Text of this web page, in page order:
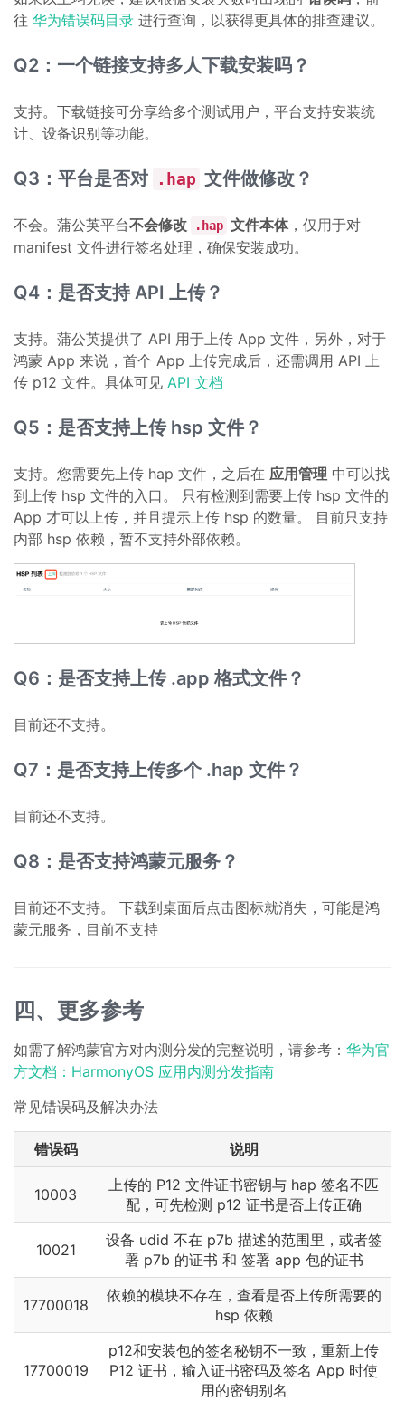
往 华为错误码目录 进行查询，以获得更具体的排查建议。
Q2：一个链接支持多人下载安装吗？
支持。下载链接可分享给多个测试用户，平台支持安装统
计、设备识别等功能。
Q3：平台是否对 .hap 文件做修改？
不会。蒲公英平台不会修改 .hap 文件本体，仅用于对
manifest 文件进行签名处理，确保安装成功。
Q4：是否支持 API 上传？
支持。蒲公英提供了 API 用于上传 App 文件，另外，对于
鸿蒙 App 来说，首个 App 上传完成后，还需调用 API 上
传 p12 文件。具体可见 API 文档
Q5：是否支持上传 hsp 文件？
支持。您需要先上传 hap 文件，之后在 应用管理 中可以找
到上传 hsp 文件的入口。 只有检测到需要上传 hsp 文件的
App 才可以上传，并且提示上传 hsp 的数量。 目前只支持
内部 hsp 依赖，暂不支持外部依赖。
Q6：是否支持上传 .app 格式文件？
目前还不支持。
Q7：是否支持上传多个 .hap 文件？
目前还不支持。
Q8：是否支持鸿蒙元服务？
目前还不支持。 下载到桌面后点击图标就消失，可能是鸿
蒙元服务，目前不支持
四、更多参考
如需了解鸿蒙官方对内测分发的完整说明，请参考： 华为官
方文档：HarmonyOS 应用内测分发指南
常见错误码及解决办法
错误码 说明
10003
上传的 P12 文件证书密钥与 hap 签名不匹
配，可先检测 p12 证书是否上传正确
10021
设备 udid 不在 p7b 描述的范围里，或者签
署 p7b 的证书 和 签署 app 包的证书
17700018
依赖的模块不存在，查看是否上传所需要的
hsp 依赖
17700019
p12和安装包的签名秘钥不一致，重新上传
P12 证书，输入证书密码及签名 App 时使
用的密钥别名